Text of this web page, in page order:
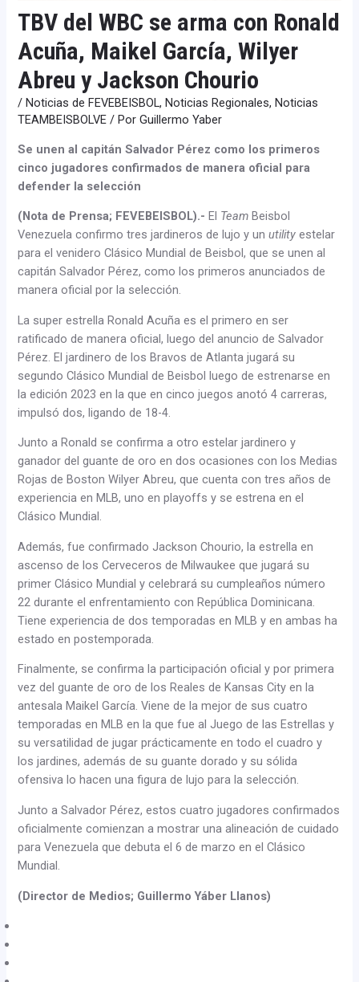
TBV del WBC se arma con Ronald
Acuña, Maikel García, Wilyer
Abreu y Jackson Chourio
/Noticias de FEVEBEISBOL,Noticias Regionales,Noticias
TEAMBEISBOLVE / PorGuillermo Yaber
Se unen al capitán Salvador Pérez como los primeros
cinco jugadores confirmados de manera oficial para
defender la selección
(Nota de Prensa; FEVEBEISBOL).-El TeamBeisbol
Venezuela confirmo tres jardineros de lujo y unutility estelar
para el venidero Clásico Mundial de Beisbol, que se unen al
capitán Salvador Pérez, como los primeros anunciados de
manera oficial por la selección.
La super estrella Ronald Acuña es el primero en ser
ratificado de manera oficial, luego del anuncio de Salvador
Pérez. El jardinero de los Bravos de Atlanta jugará su
segundo Clásico Mundial de Beisbol luego de estrenarse en
la edición 2023 en la que en cinco juegos anotó 4 carreras,
impulsó dos, ligando de 18-4.
Junto a Ronald se confirma a otro estelar jardinero y
ganador del guante de oro en dos ocasiones con los Medias
Rojas de Boston Wilyer Abreu, que cuenta con tres años de
experiencia en MLB, uno en playoffs y se estrena en el
Clásico Mundial.
Además, fue confirmado Jackson Chourio, la estrella en
ascenso de los Cerveceros de Milwaukee que jugará su
primer Clásico Mundial y celebrará su cumpleaños número
22 durante el enfrentamiento con República Dominicana.
Tiene experiencia de dos temporadas en MLB y en ambas ha
estado en postemporada.
Finalmente, se confirma la participación oficial y por primera
vez del guante de oro de los Reales de Kansas City en la
antesala Maikel García. Viene de la mejor de sus cuatro
temporadas en MLB en la que fue al Juego de las Estrellas y
su versatilidad de jugar prácticamente en todo el cuadro y
los jardines, además de su guante dorado y su sólida
ofensiva lo hacen una figura de lujo para la selección.
Junto a Salvador Pérez, estos cuatro jugadores confirmados
oficialmente comienzan a mostrar una alineación de cuidado
para Venezuela que debuta el 6 de marzo en el Clásico
Mundial.
(Director de Medios; Guillermo Yáber Llanos)